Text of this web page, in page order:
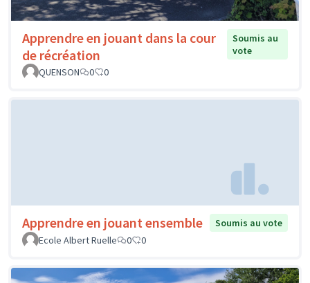
Apprendre en jouant dans la cour
de récréation
Soumis au
vote
QUENSON
0 0
Apprendre en jouant ensemble
Soumis au vote
Ecole Albert Ruelle
0 0